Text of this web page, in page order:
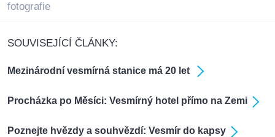
fotografie
SOUVISEJÍCÍ ČLÁNKY:
Mezinárodní vesmírná stanice má 20 let
Procházka po Měsíci: Vesmírný hotel přímo na Zemi
Poznejte hvězdy a souhvězdí: Vesmír do kapsy